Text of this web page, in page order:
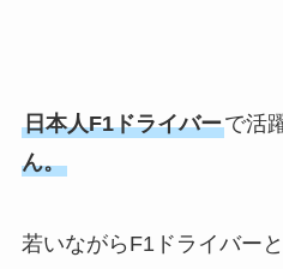
日本人F1ドライバーで活
ん。
若いながらF1ドライバー